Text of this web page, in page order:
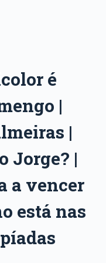
é
|
|
Jorge? |
a vencer
está nas